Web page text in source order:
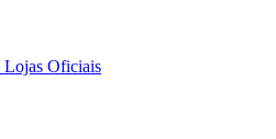
Lojas Oficiais